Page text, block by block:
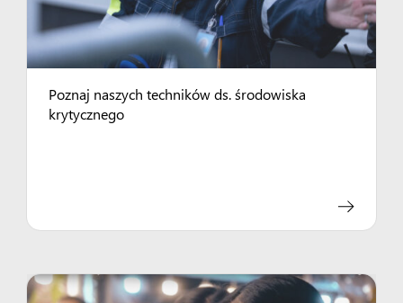
Poznaj naszych techników ds. środowiska
krytycznego